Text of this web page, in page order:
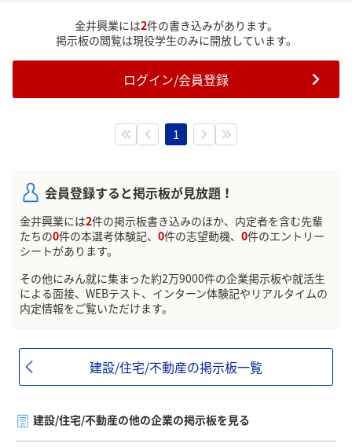
金井興業には2件の書き込みがあります。
掲示板の閲覧は現役学生のみに開放しています。
ログイン/会員登録
1
会員登録すると掲示板が見放題！
金井興業には2件の掲示板書き込みのほか、内定者を含む先輩
たちの0件の本選考体験記、 0件の志望動機、 0件のエントリー
シートがあります。
その他にみん就に集まった約2万9000件の企業掲示板や就活生
による面接、WEBテスト、インターン体験記やリアルタイムの
内定情報をご覧いただけます。
建設/住宅/不動産の掲示板一覧
建設/住宅/不動産の他の企業の掲示板を見る